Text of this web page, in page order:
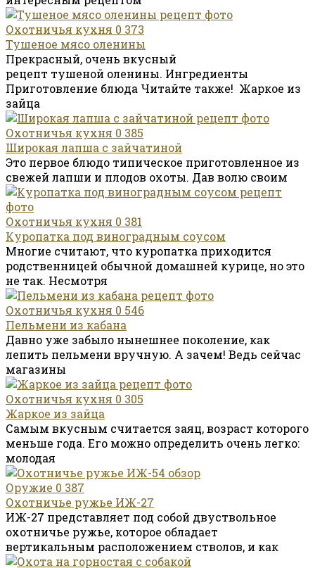
Охотничья кухня 0 373
Тушеное мясо оленины
Прекрасный, очень вкусный
рецепт тушеной оленины. Ингредиенты
Приготовление блюда Читайте также! Жаркое из
зайца
Охотничья кухня 0 385
Широкая лапша с зайчатиной
Это первое блюдо типическое приготовленное из
свежей лапши и плодов охоты. Дав волю своим
Охотничья кухня 0 381
Куропатка под виноградным соусом
Многие считают, что куропатка приходится
родственницей обычной домашней курице, но это
не так. Несмотря
Охотничья кухня 0 546
Пельмени из кабана
Давно уже забыло нынешнее поколение, как
лепить пельмени вручную. А зачем! Ведь сейчас
магазины
Охотничья кухня 0 305
Жаркое из зайца
Самым вкусным считается заяц, возраст которого
меньше года. Его можно определить очень легко:
молодая
Оружие 0 387
Охотничье ружье ИЖ-27
ИЖ-27 представляет под собой двуствольное
охотничье ружье, которое обладает
вертикальным расположением стволов, и как